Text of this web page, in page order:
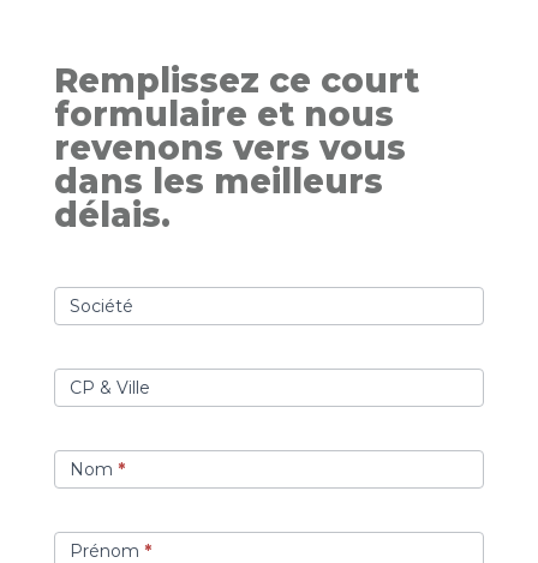
Remplissez ce court
formulaire et nous
revenons vers vous
dans les meilleurs
délais.
formations
programme
Société
CP & Ville
Nom *
Prénom *